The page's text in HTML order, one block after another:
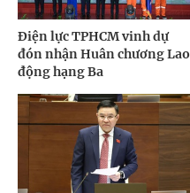
Điện lực TPHCM vinh dự
đón nhận Huân chương Lao
động hạng Ba